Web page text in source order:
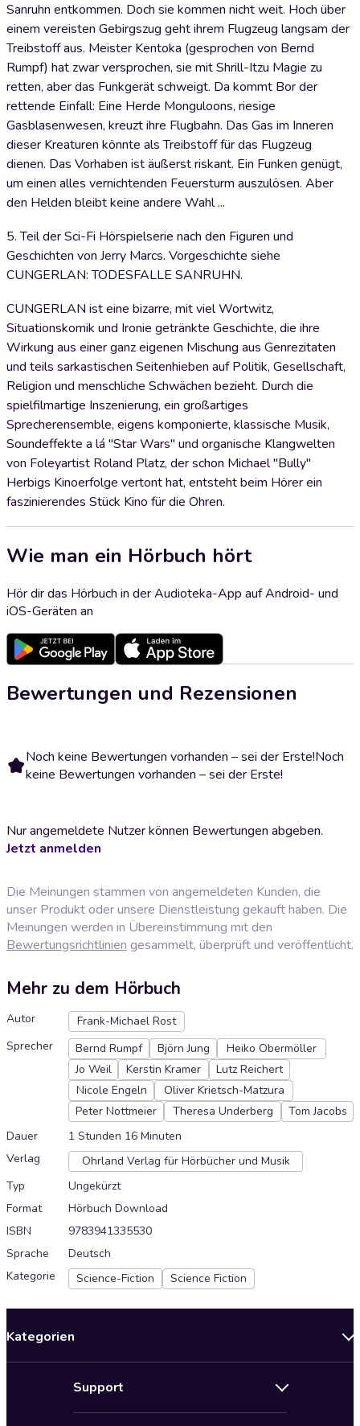
Sanruhn entkommen. Doch sie kommen nicht weit. Hoch über
einem vereisten Gebirgszug geht ihrem Flugzeug langsam der
Treibstoff aus. Meister Kentoka (gesprochen von Bernd
Rumpf) hat zwar versprochen, sie mit Shrill-Itzu Magie zu
retten, aber das Funkgerät schweigt. Da kommt Bor der
rettende Einfall: Eine Herde Monguloons, riesige
Gasblasenwesen, kreuzt ihre Flugbahn. Das Gas im Inneren
dieser Kreaturen könnte als Treibstoff für das Flugzeug
dienen. Das Vorhaben ist äußerst riskant. Ein Funken genügt,
um einen alles vernichtenden Feuersturm auszulösen. Aber
den Helden bleibt keine andere Wahl ...
5. Teil der Sci-Fi Hörspielserie nach den Figuren und
Geschichten von Jerry Marcs. Vorgeschichte siehe
CUNGERLAN: TODESFALLE SANRUHN.
CUNGERLAN ist eine bizarre, mit viel Wortwitz,
Situationskomik und Ironie getränkte Geschichte, die ihre
Wirkung aus einer ganz eigenen Mischung aus Genrezitaten
und teils sarkastischen Seitenhieben auf Politik, Gesellschaft,
Religion und menschliche Schwächen bezieht. Durch die
spielfilmartige Inszenierung, ein großartiges
Sprecherensemble, eigens komponierte, klassische Musik,
Soundeffekte a lá "Star Wars" und organische Klangwelten
von Foleyartist Roland Platz, der schon Michael "Bully"
Herbigs Kinoerfolge vertont hat, entsteht beim Hörer ein
faszinierendes Stück Kino für die Ohren.
Wie man ein Hörbuch hört
Hör dir das Hörbuch in der Audioteka-App auf Android- und
iOS-Geräten an
Bewertungen und Rezensionen
Noch keine Bewertungen vorhanden – sei der Erste!Noch
keine Bewertungen vorhanden – sei der Erste!
Nur angemeldete Nutzer können Bewertungen abgeben.
Jetzt anmelden
Die Meinungen stammen von angemeldeten Kunden, die
unser Produkt oder unsere Dienstleistung gekauft haben. Die
Meinungen werden in Übereinstimmung mit den
Bewertungsrichtlinien gesammelt, überprüft und veröffentlicht.
Mehr zu dem Hörbuch
Autor
Frank-Michael Rost
Sprecher
Bernd Rumpf Björn Jung
Heiko Obermöller
Jo Weil
Kerstin Kramer
Lutz Reichert
Nicole Engeln
Oliver Krietsch-Matzura
Peter Nottmeier
Theresa Underberg
Tom Jacobs
Dauer
1 Stunden 16 Minuten
Verlag
Ohrland Verlag für Hörbücher und Musik
Typ
Ungekürzt
Format
Hörbuch Download
ISBN
9783941335530
Sprache
Deutsch
Kategorie
Science-Fiction Science Fiction
Kategorien
Support